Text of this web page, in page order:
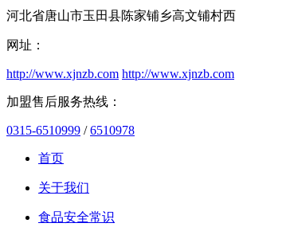
河北省唐山市玉田县陈家铺乡高文铺村西
网址：
http://www.xjnzb.com http://www.xjnzb.com
加盟售后服务热线：
0315-6510999 /6510978
首页
关于我们
食品安全常识